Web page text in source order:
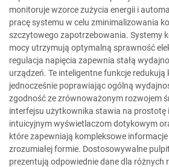
monitoruje wzorce zużycia energii i
pracę systemu w celu zminimalizowania
szczytowego zapotrzebowania. Systemy
mocy utrzymują optymalną sprawność
regulacja napięcia zapewnia stałą
urządzeń. Te inteligentne funkcje redukują
jednocześnie poprawiając ogólną
zgodność ze zrównoważonym rozwojem
interfejsu użytkownika stawia na prostotę
intuicyjnym wyświetlaczom dotykowym
które zapewniają kompleksowe
zrozumiałej formie. Dostosowywalne
prezentują odpowiednie dane dla różnych